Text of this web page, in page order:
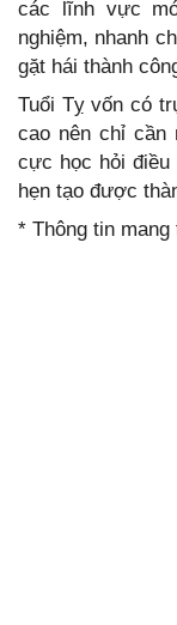
các lĩnh vực
nghiệm, nhanh
gặt hái thành
Tuổi Tỵ vốn có
cao nên chỉ cần
cực học hỏi
hẹn tạo được
* Thông tin